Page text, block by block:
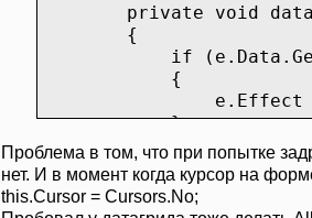
private void
{
if
{
e.Effect =
}
else
{
e.Effect =
}
Проблема в том, что при попытке
нет. И в момент когда курсор на
this.Cursor = Cursors.No;